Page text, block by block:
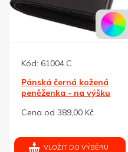
Kód: 61004.C
Pánská černá kožená
peněženka - na výšku
Cena od 389,00 Kč
VLOŽIT DO VÝBĚRU